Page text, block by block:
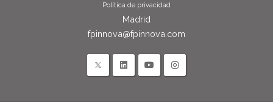
Política de privacidad
Madrid
fpinnova@fpinnova.com